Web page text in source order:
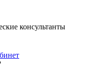
консультанты